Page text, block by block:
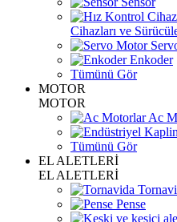
Cihazları ve
Enkoder
Tümünü Gör
MOTOR
MOTOR
Ac
Tümünü Gör
EL ALETLERİ
EL ALETLERİ
Pense